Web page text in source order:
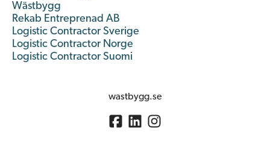
Wästbygg
Rekab Entreprenad AB
Logistic Contractor Sverige
Logistic Contractor Norge
Logistic Contractor Suomi
wastbygg.se